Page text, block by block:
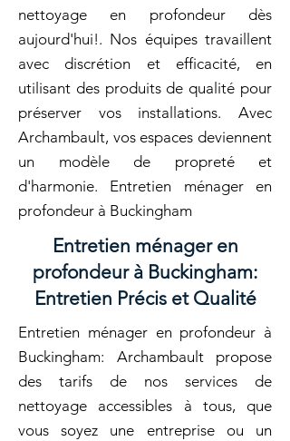
nettoyage en profondeur dès
aujourd'hui!. Nos équipes travaillent
avec discrétion et efficacité, en
utilisant des produits de qualité pour
préserver vos installations. Avec
Archambault, vos espaces deviennent
un modèle de propreté et
d'harmonie. Entretien ménager en
profondeur à Buckingham
Entretien ménager en
profondeur à Buckingham:
Entretien Précis et Qualité
Entretien ménager en profondeur à
Buckingham: Archambault propose
des tarifs de nos services de
nettoyage accessibles à tous, que
vous soyez une entreprise ou un